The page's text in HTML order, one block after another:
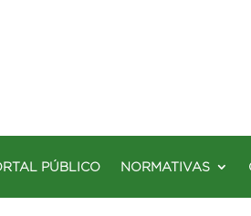
PÚBLICO NORMATIVAS